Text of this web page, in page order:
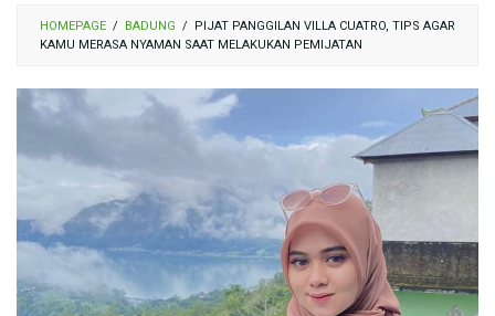
HOMEPAGE / BADUNG /
PIJAT PANGGILAN VILLA CUATRO, TIPS AGAR
KAMU MERASA NYAMAN SAAT MELAKUKAN PEMIJATAN